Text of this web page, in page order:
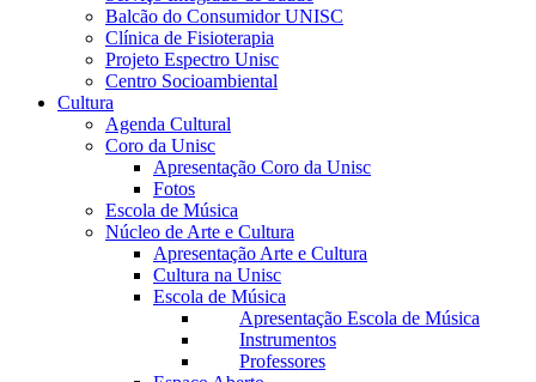
Balcão do Consumidor UNISC
Clínica de Fisioterapia
Projeto Espectro Unisc
Centro Socioambiental
Cultura
Agenda Cultural
Coro da Unisc
Apresentação Coro da Unisc
Fotos
Escola de Música
Núcleo de Arte e Cultura
Apresentação Arte e Cultura
Cultura na Unisc
Escola de Música
Apresentação Escola de Música
Instrumentos
Professores